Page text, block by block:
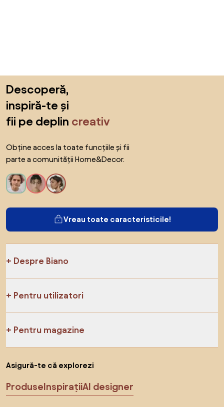
Descoperă,
inspiră-te și
fii pe deplin creativ
Obține acces la toate funcțiile și fii
parte a comunității Home&Decor.
Vreau toate caracteristicile!
Despre Biano
Pentru utilizatori
Pentru magazine
Asigură-te că explorezi
ProduseInspirațiiAI designer